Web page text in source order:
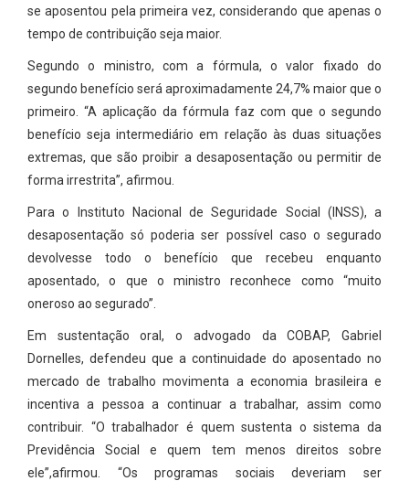
se aposentou pela primeira vez, considerando que apenas o
tempo de contribuição seja maior.
Segundo o ministro, com a fórmula, o valor fixado do
segundo benefício será aproximadamente 24,7% maior que o
primeiro. “A aplicação da fórmula faz com que o segundo
benefício seja intermediário em relação às duas situações
extremas, que são proibir a desaposentação ou permitir de
forma irrestrita”, afirmou.
Para o Instituto Nacional de Seguridade Social (INSS), a
desaposentação só poderia ser possível caso o segurado
devolvesse todo o benefício que recebeu enquanto
aposentado, o que o ministro reconhece como “muito
oneroso ao segurado”.
Em sustentação oral, o advogado da COBAP, Gabriel
Dornelles, defendeu que a continuidade do aposentado no
mercado de trabalho movimenta a economia brasileira e
incentiva a pessoa a continuar a trabalhar, assim como
contribuir. “O trabalhador é quem sustenta o sistema da
Previdência Social e quem tem menos direitos sobre
ele”,afirmou. “Os programas sociais deveriam ser